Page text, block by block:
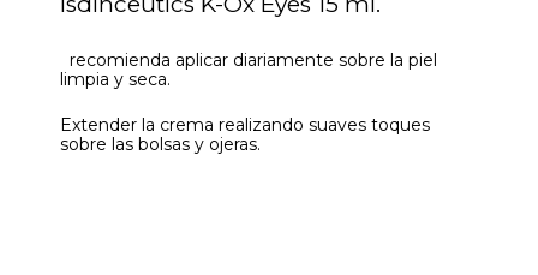
recomienda aplicar diariamente sobre la piel
limpia y seca.
Extender la crema realizando suaves toques
sobre las bolsas y ojeras.